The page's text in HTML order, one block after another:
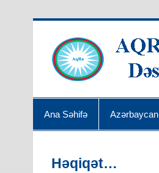
Ana Səhifə Azərbaycan
Həqiqət…